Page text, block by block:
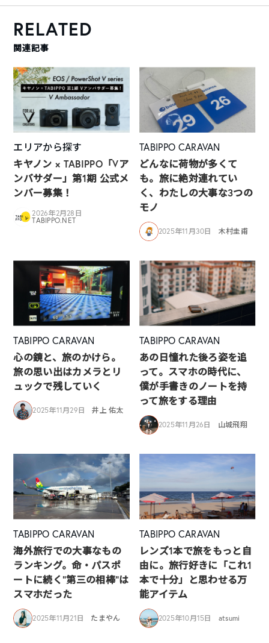
RELATED
関連記事
エリアから探す
キヤノン × TABIPPO「Vア
ンバサダー」第1期 公式メ
ンバー募集！
2026年2月28日
TABIPPO.NET
TABIPPO CARAVAN
どんなに荷物が多くて
も。旅に絶対連れてい
く、わたしの大事な3つの
モノ
2025年11月30日 木村圭甫
TABIPPO CARAVAN
心の鏡と、旅のかけら。
旅の思い出はカメラとリ
ュックで残していく
2025年11月29日 井上 佑太
TABIPPO CARAVAN
あの日憧れた後ろ姿を追
って。スマホの時代に、
僕が手書きのノートを持
って旅をする理由
2025年11月26日 山城飛翔
TABIPPO CARAVAN
海外旅行での大事なもの
ランキング。命・パスポ
ートに続く“第三の相棒”は
スマホだった
2025年11月21日 たまやん
TABIPPO CARAVAN
レンズ1本で旅をもっと自
由に。旅行好きに「これ1
本で十分」と思わせる万
能アイテム
2025年10月15日 atsumi